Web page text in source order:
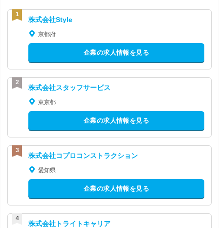
株式会社Style
京都府
企業の求人情報を見る
株式会社スタッフサービス
東京都
企業の求人情報を見る
株式会社コプロコンストラクション
愛知県
企業の求人情報を見る
株式会社トライトキャリア